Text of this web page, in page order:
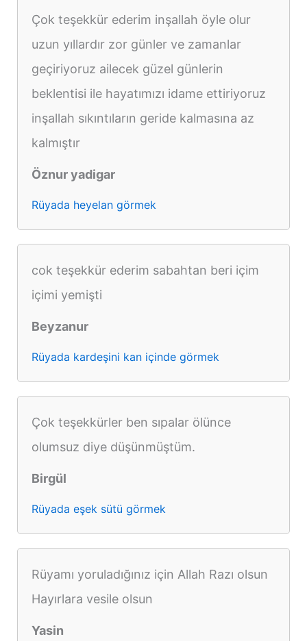
Çok teşekkür ederim inşallah öyle olur
uzun yıllardır zor günler ve zamanlar
geçiriyoruz ailecek güzel günlerin
beklentisi ile hayatımızı idame ettiriyoruz
inşallah sıkıntıların geride kalmasına az
kalmıştır
Öznur yadigar
Rüyada heyelan görmek
cok teşekkür ederim sabahtan beri içim
içimi yemişti
Beyzanur
Rüyada kardeşini kan içinde görmek
Çok teşekkürler ben sıpalar ölünce
olumsuz diye düşünmüştüm.
Birgül
Rüyada eşek sütü görmek
Rüyamı yoruladığınız için Allah Razı olsun
Hayırlara vesile olsun
Yasin